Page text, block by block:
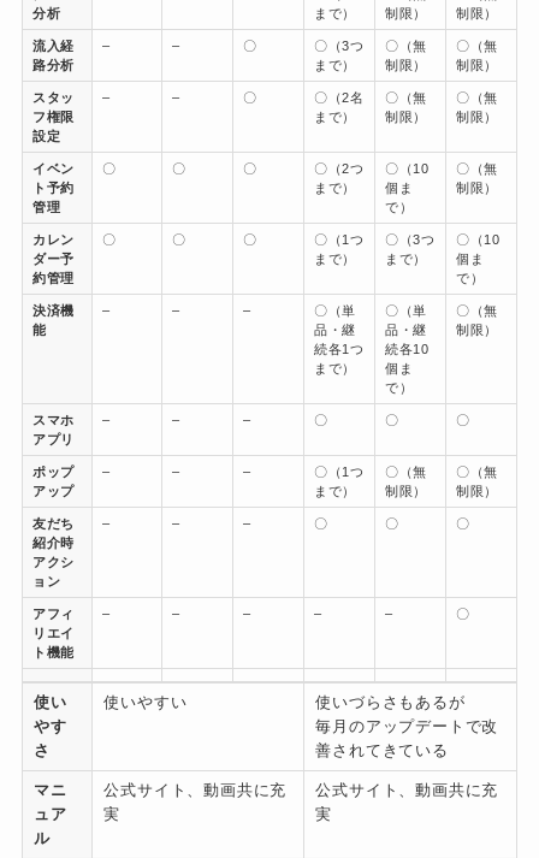
分析
まで）
制限）
制限）
流入経
路分析
– – 〇
〇（3つ
まで）
〇（無
制限）
〇（無
制限）
スタッ
フ権限
設定
– – 〇
〇（2名
まで）
〇（無
制限）
〇（無
制限）
イベン
ト予約
管理
〇 〇 〇
〇（2つ
まで）
〇（10
個ま
で）
〇（無
制限）
カレン
ダー予
約管理
〇 〇 〇
〇（1つ
まで）
〇（3つ
まで）
〇（10
個ま
で）
決済機
能
– – –
〇（単
品・継
続各1つ
まで）
〇（単
品・継
続各10
個ま
で）
〇（無
制限）
スマホ
アプリ
– – – 〇 〇 〇
ポップ
アップ
– – –
〇（1つ
まで）
〇（無
制限）
〇（無
制限）
友だち
紹介時
アクシ
ョン
– – – 〇 〇 〇
アフィ
リエイ
ト機能
– – – – – 〇
使い
やす
さ
使いやすい
使いづらさもあるが
毎月のアップデートで改
善されてきている
マニ
ュア
ル
公式サイト、動画共に充
実
公式サイト、動画共に充
実